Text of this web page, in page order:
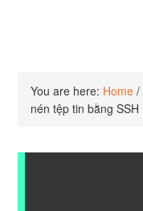
You are here: Home /
nén tệp tin bằng SSH